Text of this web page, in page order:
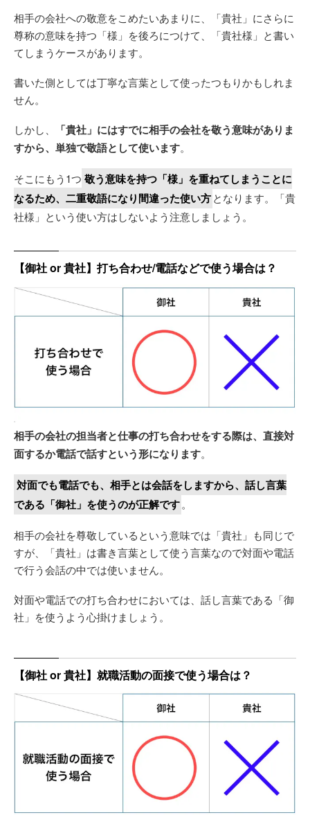
相手の会社への敬意をこめたいあまりに、「貴社」にさらに
尊称の意味を持つ「様」を後ろにつけて、「貴社様」と書い
てしまうケースがあります。
書いた側としては丁寧な言葉として使ったつもりかもしれま
せん。
しかし、
「貴社」にはすでに相手の会社を敬う意味がありま
すから、単独で敬語として使います。
そこにもう1つ 敬う意味を持つ「様」を重ねてしまうことに
なるため、二重敬語になり間違った使い方となります。「貴
社様」という使い方はしないよう注意しましょう。
【御社 or 貴社】打ち合わせ/電話などで使う場合は？
相手の会社の担当者と仕事の打ち合わせをする際は、直接対
面するか電話で話すという形になります。
対面でも電話でも、相手とは会話をしますから、話し言葉
である「御社」を使うのが正解です。
相手の会社を尊敬しているという意味では「貴社」も同じで
すが、「貴社」は書き言葉として使う言葉なので対面や電話
で行う会話の中では使いません。
対面や電話での打ち合わせにおいては、話し言葉である「御
社」を使うよう心掛けましょう。
【御社 or 貴社】就職活動の面接で使う場合は？